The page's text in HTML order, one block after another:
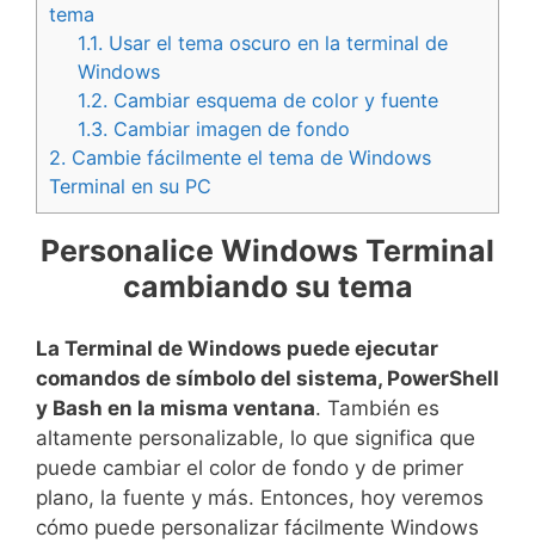
tema
1.1. Usar el tema oscuro en la terminal de
Windows
1.2. Cambiar esquema de color y fuente
1.3. Cambiar imagen de fondo
2. Cambie fácilmente el tema de Windows
Terminal en su PC
Personalice Windows Terminal
cambiando su tema
La Terminal de Windows puede ejecutar
comandos de símbolo del sistema, PowerShell
y Bash en la misma ventana. También es
altamente personalizable, lo que significa que
puede cambiar el color de fondo y de primer
plano, la fuente y más. Entonces, hoy veremos
cómo puede personalizar fácilmente Windows